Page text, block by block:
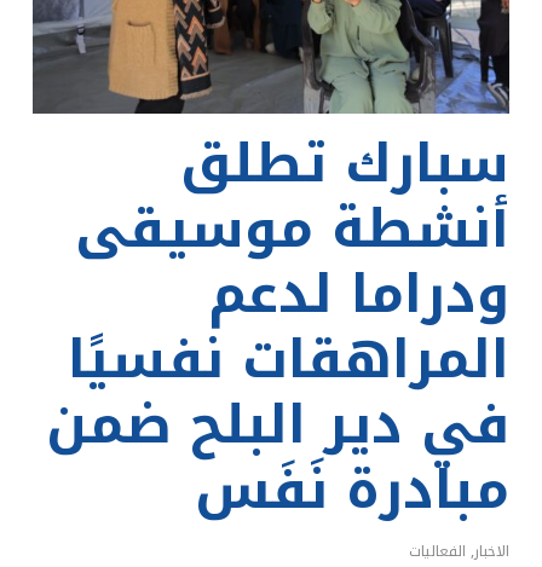
سبارك تطلق
أنشطة موسيقى
ودراما لدعم
المراهقات نفسيًا
في دير البلح ضمن
مبادرة نَفَس
الاخبار, الفعاليات